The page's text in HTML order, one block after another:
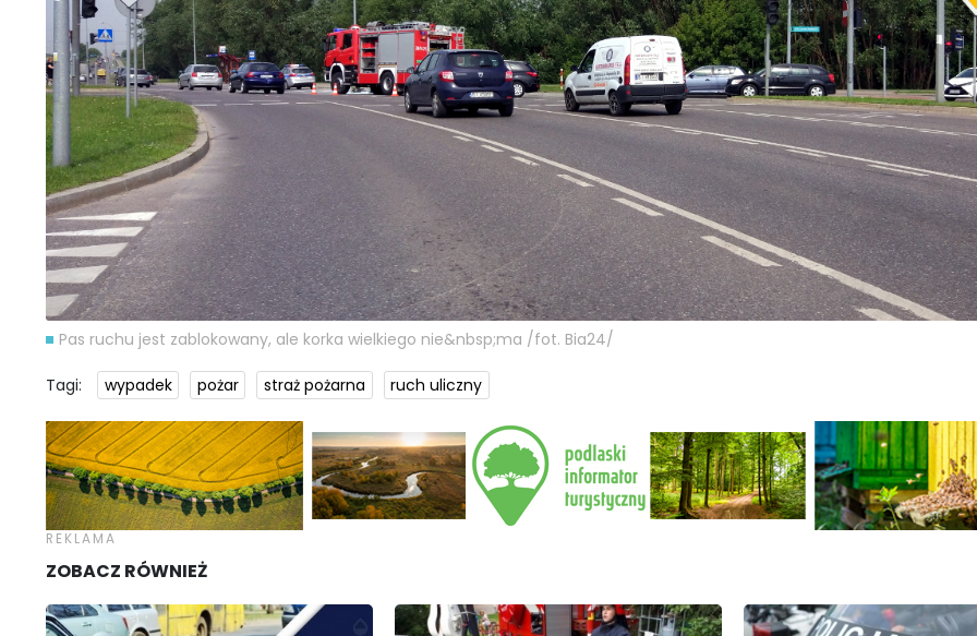
Pas ruchu jest zablokowany, ale korka wielkiego nie&nbsp;ma /fot. Bia24/
Tagi: wypadek pożar straż pożarna ruch uliczny
ZOBACZ RÓWNIEŻ